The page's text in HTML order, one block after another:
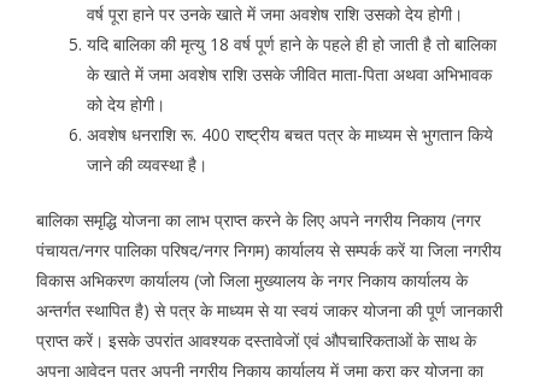
वर्ष पूरा हाने पर उनके खाते में जमा अवशेष राशि उसको देय होगी।
यदि बालिका की मृत्यु 18 वर्ष पूर्ण हाने के पहले ही हो जाती है तो बालिका
के खाते में जमा अवशेष राशि उसके जीवित माता-पिता अथवा अभिभावक
को देय होगी।
अवशेष धनराशि रू. 400 राष्ट्रीय बचत पत्र के माध्यम से भुगतान किये
जाने की व्यवस्था है।
बालिका समृद्धि योजना का लाभ प्राप्त करने के लिए अपने नगरीय निकाय (नगर
पंचायत/नगर पालिका परिषद/नगर निगम) कार्यालय से सम्पर्क करें या जिला नगरीय
विकास अभिकरण कार्यालय (जो जिला मुख्यालय के नगर निकाय कार्यालय के
अन्तर्गत स्थापित है) से पत्र के माध्यम से या स्वयं जाकर योजना की पूर्ण जानकारी
प्राप्त करें। इसके उपरांत आवश्यक दस्तावेजों एवं औपचारिकताओं के साथ के
अपना आवेदन पत्र अपनी नगरीय निकाय कार्यालय में जमा करा कर योजना का